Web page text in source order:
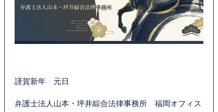
謹賀新年 元日
弁護士法人山本・坪井綜合法律事務所 福岡オフィス